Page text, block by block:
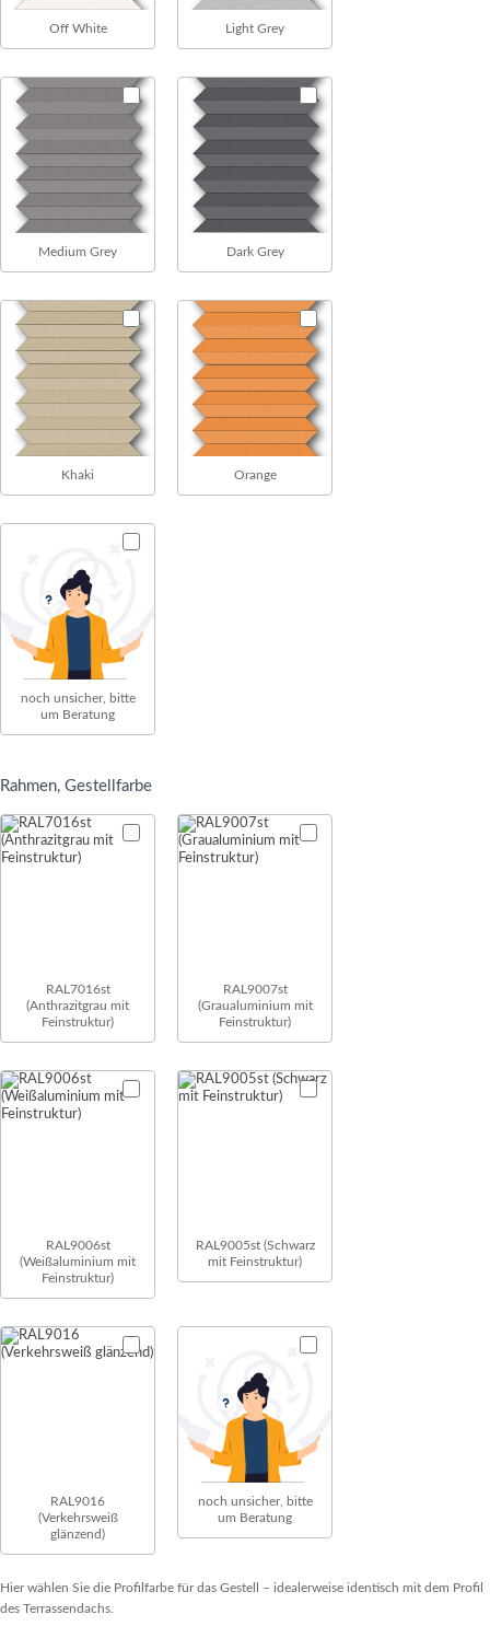
Off White Light Grey
Medium Grey Dark Grey
Khaki Orange
noch unsicher, bitte
um Beratung
Rahmen, Gestellfarbe
RAL7016st
(Anthrazitgrau mit
Feinstruktur)
RAL9007st
(Graualuminium mit
Feinstruktur)
RAL9006st
(Weißaluminium mit
Feinstruktur)
RAL9005st (Schwarz
mit Feinstruktur)
RAL9016
(Verkehrsweiß
glänzend)
noch unsicher, bitte
um Beratung
Hier wählen Sie die Profilfarbe für das Gestell – idealerweise identisch mit dem Profil
des Terrassendachs.